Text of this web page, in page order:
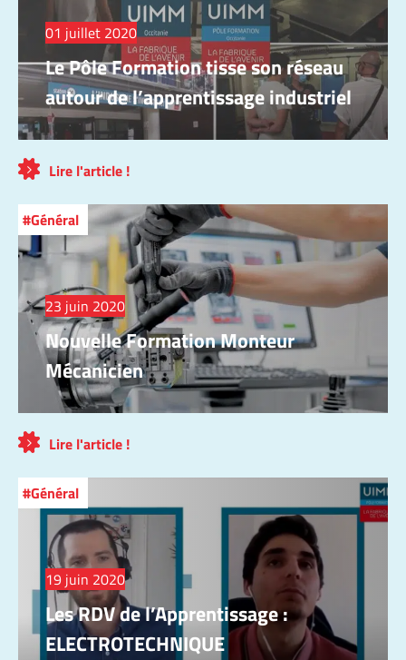
01 juillet 2020
Le Pôle Formation tisse son réseau
autour de l’apprentissage industriel
Lire l'article !
Général
23 juin 2020
Nouvelle Formation Monteur
Mécanicien
Lire l'article !
Général
19 juin 2020
Les RDV de l’Apprentissage :
ELECTROTECHNIQUE